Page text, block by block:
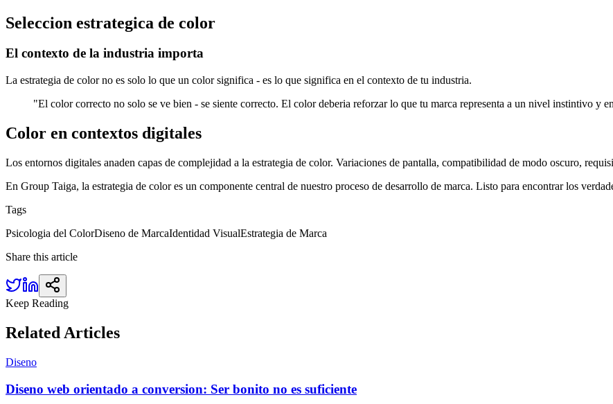
Seleccion estrategica de color
El contexto de la industria importa
La estrategia de color no es solo lo que un color significa - es lo que significa en el contexto de tu industria.
"El color correcto no solo se ve bien - se siente correcto. El color deberia reforzar lo que tu marca representa a un nivel instintivo y
Color en contextos digitales
Los entornos digitales anaden capas de complejidad a la estrategia de color. Variaciones de pantalla, compatibilidad de modo oscuro,
En Group Taiga, la estrategia de color es un componente central de nuestro proceso de desarrollo de marca. Listo para encontrar los
Tags
Psicologia del ColorDiseno de MarcaIdentidad VisualEstrategia de Marca
Share this article
Keep Reading
Related Articles
Diseno
Diseno web orientado a conversion: Ser bonito no es suficiente